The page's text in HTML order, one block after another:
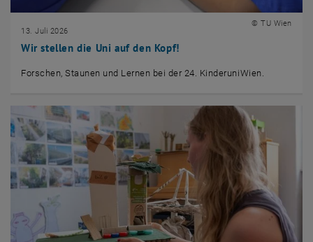
Wir stellen die Uni auf den Kopf!
13. Juli 2026
© TU Wien
Forschen, Staunen und Lernen bei der 24. KinderuniWien.